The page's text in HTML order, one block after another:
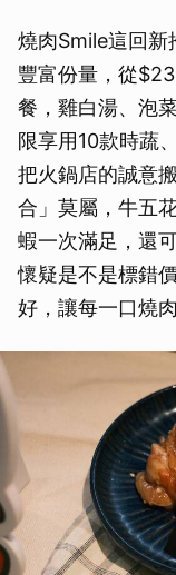
燒肉Smile這回新
豐富份量，從
餐，雞白湯、泡
限享用10款時蔬
把火鍋店的誠意
合」莫屬，牛五
蝦一次滿足，還
懷疑是不是標錯
好，讓每一口燒